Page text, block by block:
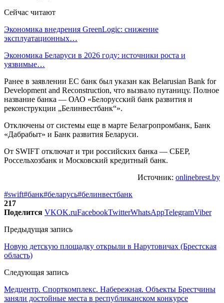
Сейчас читают
Экономика внедрения GreenLogic: снижение
эксплуатационных…
Экономика Беларуси в 2026 году: источники роста и
уязвимые…
Ранее в заявлении ЕС банк был указан как Belarusian Bank for
Development and Reconstruction, что вызвало путаницу. Полное
название банка — ОАО «Белорусский банк развития и
реконструкции „Белинвестбанк“».
Отключены от системы еще в марте Белагропромбанк, Банк
«Дабрабыт» и Банк развития Беларуси.
От SWIFT отключат и три российских банка — СБЕР,
Россельхозбанк и Московский кредитный банк.
Источник: onlinebrest.by
#swift#банк#беларусь#белинвестбанк
217
Поделится VKOK.ruFacebookTwitterWhatsAppTelegramViber
Предыдущая запись
Новую детскую площадку открыли в Нарутовичах (Брестская
область)
Следующая запись
Медцентр. Спорткомплекс. Набережная. Объекты Брестчины
заняли достойные места в республиканском конкурсе